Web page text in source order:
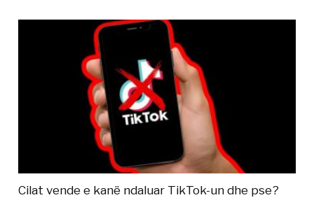
Cilat vende e kanë ndaluar TikTok-un dhe pse?